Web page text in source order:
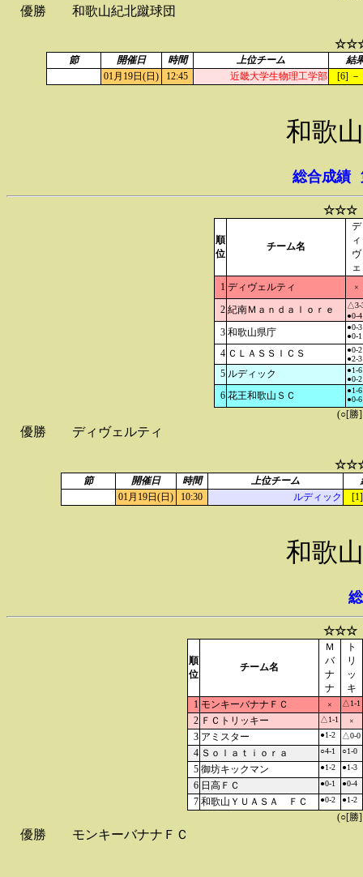
優勝 和歌山紀北蹴球団
節 開催日 時間 上位チーム
結
01月19日(日)
12:45 近畿大学生物理工学部 [6] －
和歌
総合成績
☆☆☆
順
位
チーム名
デ
ィ
ヴ
ェ
1 ディヴェルティ ×
2 紀南Ｍａｎｄａｌｏｒｅ
△3-
●0-4
3 和歌山県庁
●0-3
●0-1
4 ＣＬＡＳＳＩＣＳ
●0-2
●2-3
5 ルディック
●1-6
●0-2
6 花王和歌山ＳＣ
●1-6
●0-6
(○[勝
優勝 ディヴェルティ
節 開催日 時間 上位チーム
01月19日(日)
10:30 ルディック
和歌
☆☆☆
順
位
チーム名
Ｍ
バ
ナ
ナ
ト
リ
ッ
キ
1 モンキーバナナＦＣ × △1-1
2 ＦＣトリッキー △1-1 ×
3 アミスター ●1-2 △0-0
4 Ｓｏｌａｔｉｏｒａ ○4-1 ○1-0
5 御坊キックマン ●1-2 ●1-3
6 日高ＦＣ ●0-1 ●0-4
7 和歌山ＹＵＡＳＡ ＦＣ ●0-2 ●1-2
(○[勝
優勝 モンキーバナナＦＣ